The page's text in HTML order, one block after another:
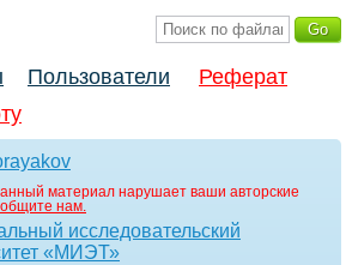
Пользователи
Реферат
материал нарушает ваши авторские
нам.
исследовательский
«МИЭТ»